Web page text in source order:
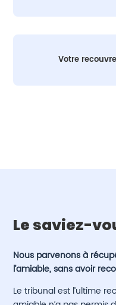
Votre
Le saviez-
Nous parvenons à
l’amiable, sans avoir
Le tribunal est l’ultime